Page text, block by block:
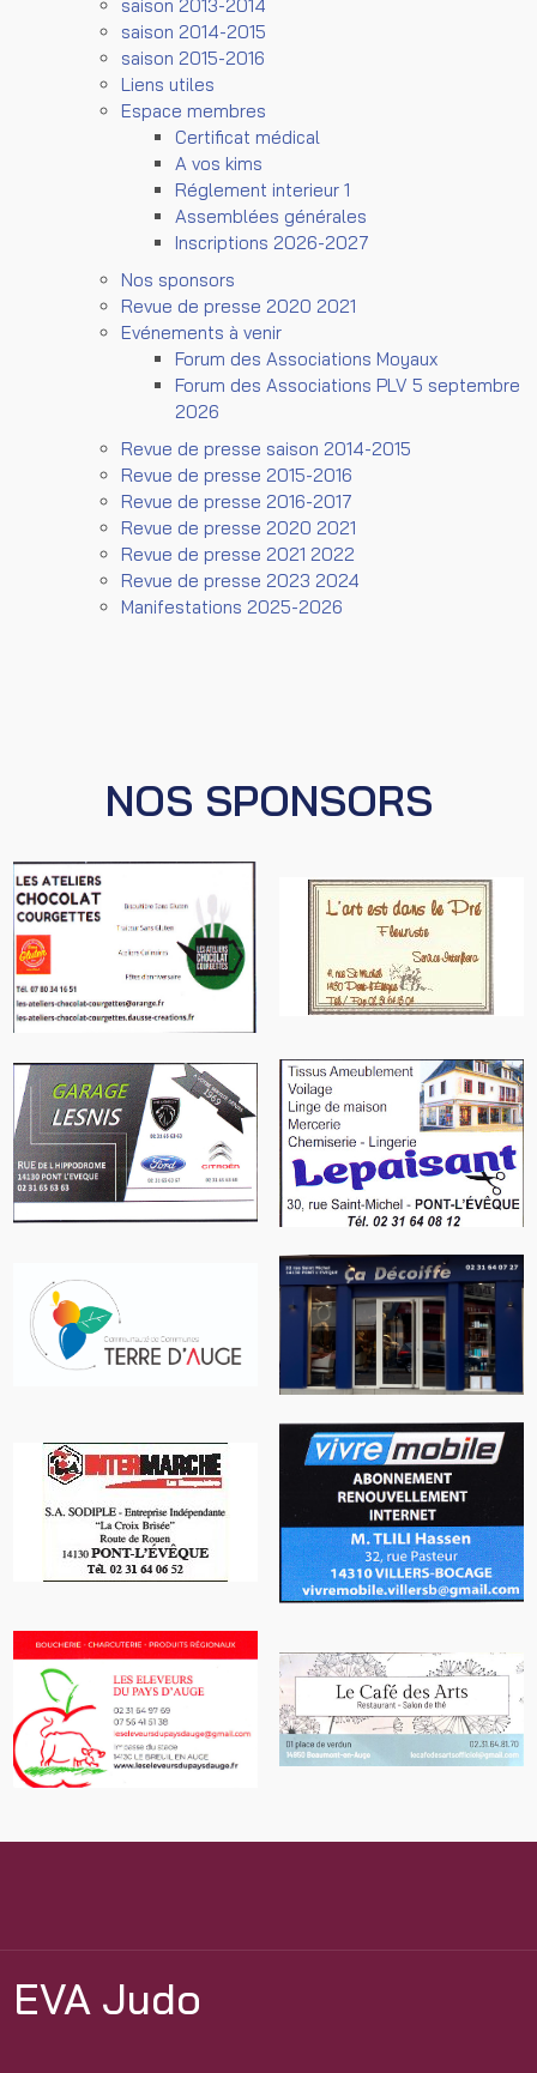
saison 2013-2014
saison 2014-2015
saison 2015-2016
Liens utiles
Espace membres
Certificat médical
A vos kims
Réglement interieur 1
Assemblées générales
Inscriptions 2026-2027
Nos sponsors
Revue de presse 2020 2021
Evénements à venir
Forum des Associations Moyaux
Forum des Associations PLV 5 septembre
2026
Revue de presse saison 2014-2015
Revue de presse 2015-2016
Revue de presse 2016-2017
Revue de presse 2020 2021
Revue de presse 2021 2022
Revue de presse 2023 2024
Manifestations 2025-2026
NOS SPONSORS
EVA Judo